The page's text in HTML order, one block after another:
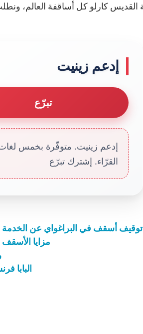
إدعم زينيت
تبرّع
إدعم زينيت. متوفّرة بخمس
القرّاء. إشترك تبرّع
توقيف أسقف في البراغواي عن الخدمة
مزايا
البابا